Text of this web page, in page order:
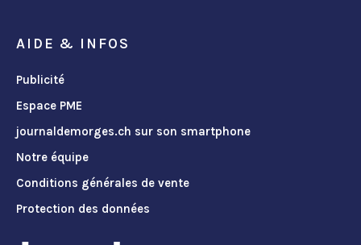
AIDE & INFOS
Publicité
Espace PME
journaldemorges.ch sur son smartphone
Notre équipe
Conditions générales de vente
Protection des données